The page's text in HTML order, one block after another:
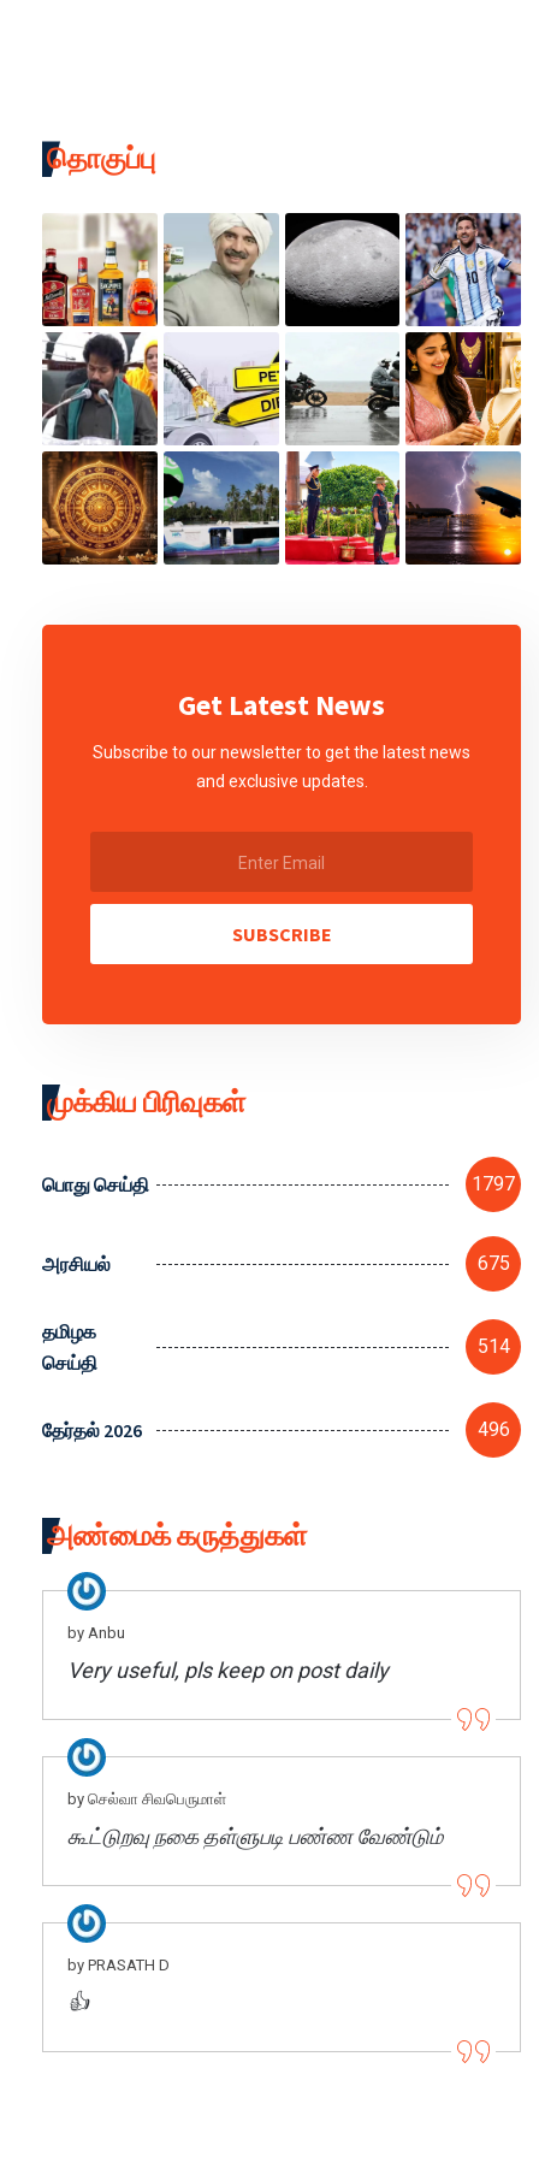
தொகுப்பு
Get Latest News
Subscribe to our newsletter to get the latest news
and exclusive updates.
SUBSCRIBE
முக்கிய பிரிவுகள்
பொது செய்தி 1797
அரசியல் 675
தமிழக
செய்தி
514
தேர்தல் 2026 496
அண்மைக் கருத்துகள்
by Anbu
Very useful, pls keep on post daily
by செல்வா சிவபெருமாள்
கூட்டுறவு நகை தள்ளுபடி பண்ண வேண்டும்
by PRASATH D
👍